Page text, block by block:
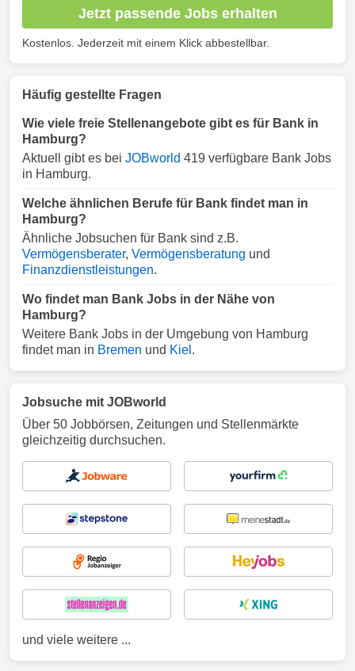
Jetzt passende Jobs erhalten
Kostenlos. Jederzeit mit einem Klick abbestellbar.
Häufig gestellte Fragen
Wie viele freie Stellenangebote gibt es für Bank in
Hamburg?
Aktuell gibt es bei JOBworld 419 verfügbare Bank Jobs
in Hamburg.
Welche ähnlichen Berufe für Bank findet man in
Hamburg?
Ähnliche Jobsuchen für Bank sind z.B.
Vermögensberater, Vermögensberatung und
Finanzdienstleistungen.
Wo findet man Bank Jobs in der Nähe von
Hamburg?
Weitere Bank Jobs in der Umgebung von Hamburg
findet man in Bremen und Kiel .
Jobsuche mit JOBworld
Über 50 Jobbörsen, Zeitungen und Stellenmärkte
gleichzeitig durchsuchen.
und viele weitere ...